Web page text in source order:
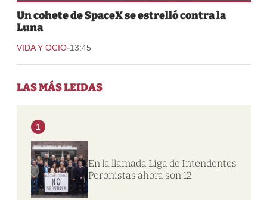
Un cohete de SpaceX se estrelló contra la
Luna
VIDA Y OCIO-13:45
LAS MÁS LEIDAS
1
En la llamada Liga de Intendentes
Peronistas ahora son 12